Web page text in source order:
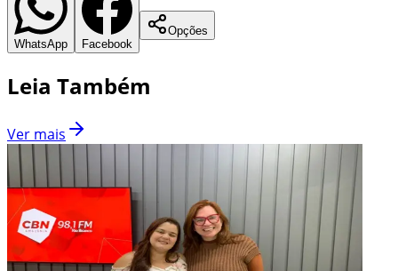
WhatsApp Facebook
Opções
Leia Também
Ver mais